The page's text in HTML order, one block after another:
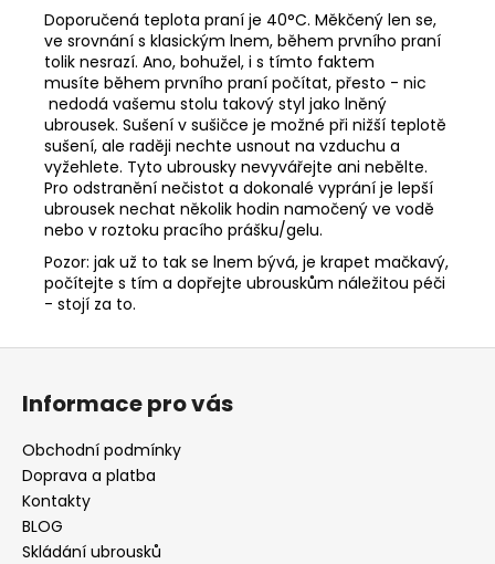
Doporučená teplota praní je 40°C. Měkčený len se,
ve srovnání s klasickým lnem, během prvního praní
tolik nesrazí. Ano, bohužel, i s tímto faktem
musíte během prvního praní počítat, přesto - nic
nedodá vašemu stolu takový styl jako lněný
ubrousek. Sušení v sušičce je možné při nižší teplotě
sušení, ale raději nechte usnout na vzduchu a
vyžehlete. Tyto ubrousky nevyvářejte ani nebělte.
Pro odstranění nečistot a dokonalé vyprání je lepší
ubrousek nechat několik hodin namočený ve vodě
nebo v roztoku pracího prášku/gelu.
Pozor: jak už to tak se lnem bývá, je krapet mačkavý,
počítejte s tím a dopřejte ubrouskům náležitou péči
- stojí za to.
SVATBU
40
Kč
Z
Informace pro vás
Obchodní podmínky
Doprava a platba
Kontakty
BLOG
Skládání ubrousků